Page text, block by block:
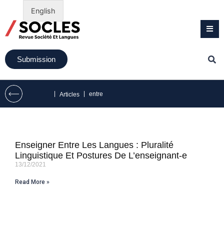
Submission
Articles entre
Enseigner Entre Les Langues : Pluralité
Linguistique Et Postures De L’enseignant-e
13/12/2021
Read More »
English